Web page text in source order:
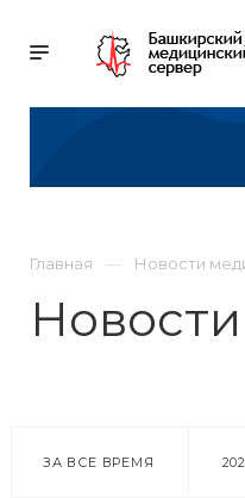
Главная Новости
Новости
ЗА ВСЕ ВРЕМЯ